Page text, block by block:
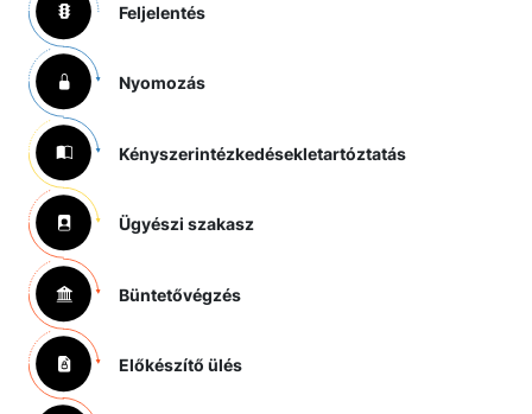
Feljelentés
Nyomozás
Kényszerintézkedésekletartóztatás
Ügyészi szakasz
Büntetővégzés
Előkészítő ülés